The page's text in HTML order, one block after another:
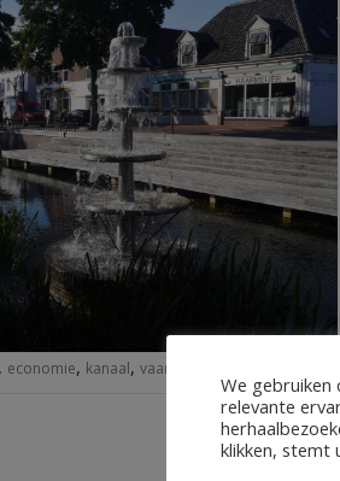
, economie, kanaal, vaart
We gebruiken
relevante
klikken, stemt